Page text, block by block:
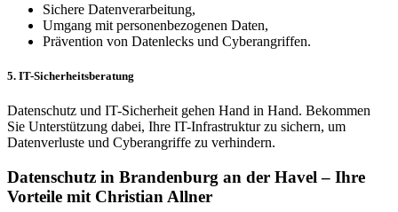
Sichere Datenverarbeitung,
Umgang mit personenbezogenen Daten,
Prävention von Datenlecks und Cyberangriffen.
5. IT-Sicherheitsberatung
Datenschutz und IT-Sicherheit gehen Hand in Hand. Bekommen
Sie Unterstützung dabei, Ihre IT-Infrastruktur zu sichern, um
Datenverluste und Cyberangriffe zu verhindern.
Datenschutz in Brandenburg an der Havel – Ihre
Vorteile mit Christian Allner